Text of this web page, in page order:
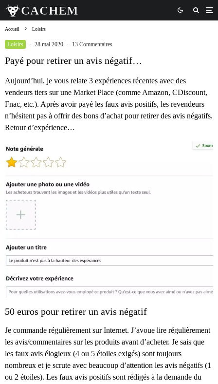
Accueil Loisirs
Loisirs · 28 mai 2020 · 13 Commentaires
Payé pour retirer un avis négatif…
Aujourd’hui, je vous relate 3 expériences récentes avec des
vendeurs tiers sur une Market Place (comme Amazon, CDiscount,
Fnac, etc.). Après avoir payé les faux avis positifs, les revendeurs
n’hésitent pas à offrir des bons d’achat pour retirer des avis négatifs.
Retour d’expérience…
50 euros pour retirer un avis négatif
Je commande régulièrement sur Internet. J’avoue lire régulièrement
les avis/commentaires sur les produits avant d’acheter. Je sais que
les faux avis élogieux (4 ou 5 étoiles exigés) sont toujours
nombreux et je scrute avec beaucoup d’attention les avis négatifs (1
ou 2 étoiles). Les faux avis positifs sont rédigés à la demande du